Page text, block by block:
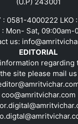
: 0581-4000222 LKO
Mon- Sat, 09:00am-
us:
EDITORIAL
regarding
the site please mail us
coo@amritvichar.com